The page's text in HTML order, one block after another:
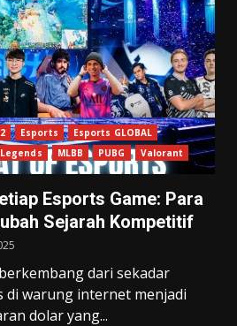
Esports
Esports GLOBAL
MLBB PUBG Valorant
Esports Game: Para
Sejarah Kompetitif
dari sekadar
warung internet menjadi
dolar yang...